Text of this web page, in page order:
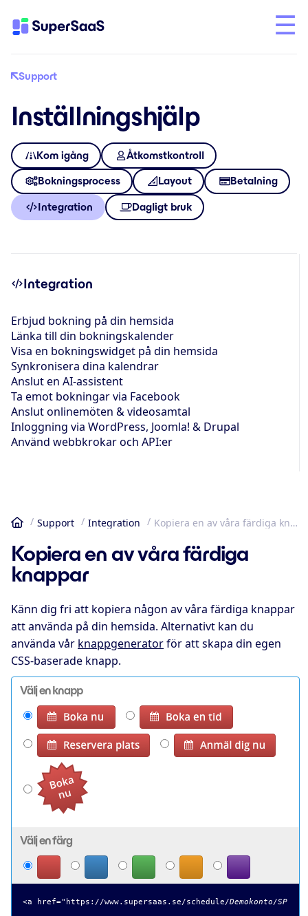
Support
Inställningshjälp
Kom igång Åtkomstkontroll
Bokningsprocess Layout Betalning
Integration Dagligt bruk
Integration
Erbjud bokning på din hemsida
Länka till din bokningskalender
Visa en bokningswidget på din hemsida
Synkronisera dina kalendrar
Anslut en AI-assistent
Ta emot bokningar via Facebook
Anslut onlinemöten & videosamtal
Inloggning via WordPress, Joomla! & Drupal
Använd webbkrokar och API:er
HemSupport Integration Kopiera en av våra färdiga knappar
Kopiera en av våra färdiga
knappar
Känn dig fri att kopiera någon av våra färdiga knappar
att använda på din hemsida. Alternativt kan du
använda vår knappgeneratorför att skapa din egen
CSS-baserade knapp.
Välj en knapp
Välj en färg
<a href=" https://www.supersaas.se/schedule/Demokonto/SP